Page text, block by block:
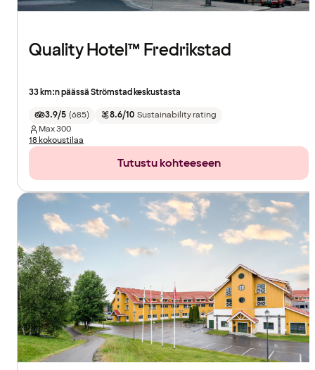
Quality Hotel™ Fredrikstad
33 km:n päässä Strömstad keskustasta
3.9/5 (685) 8.6/10 Sustainability rating
Max300
18 kokoustilaa
Tutustu kohteeseen